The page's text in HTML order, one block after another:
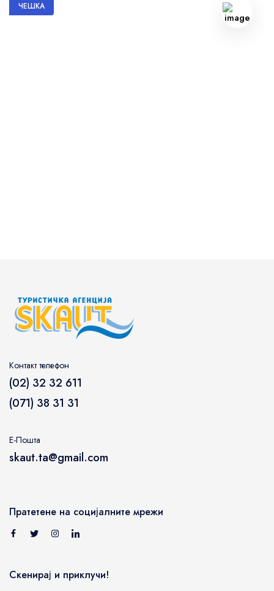
ЧЕШКА
Контакт телефон
(02) 32 32 611
(071) 38 31 31
Е-Пошта
skaut.ta@gmail.com
Пратетене на социјалните мрежи
Скенирај и приклучи!